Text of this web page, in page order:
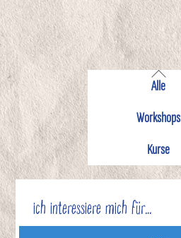
Alle
Workshops
Kurse
ich interessiere mich für…